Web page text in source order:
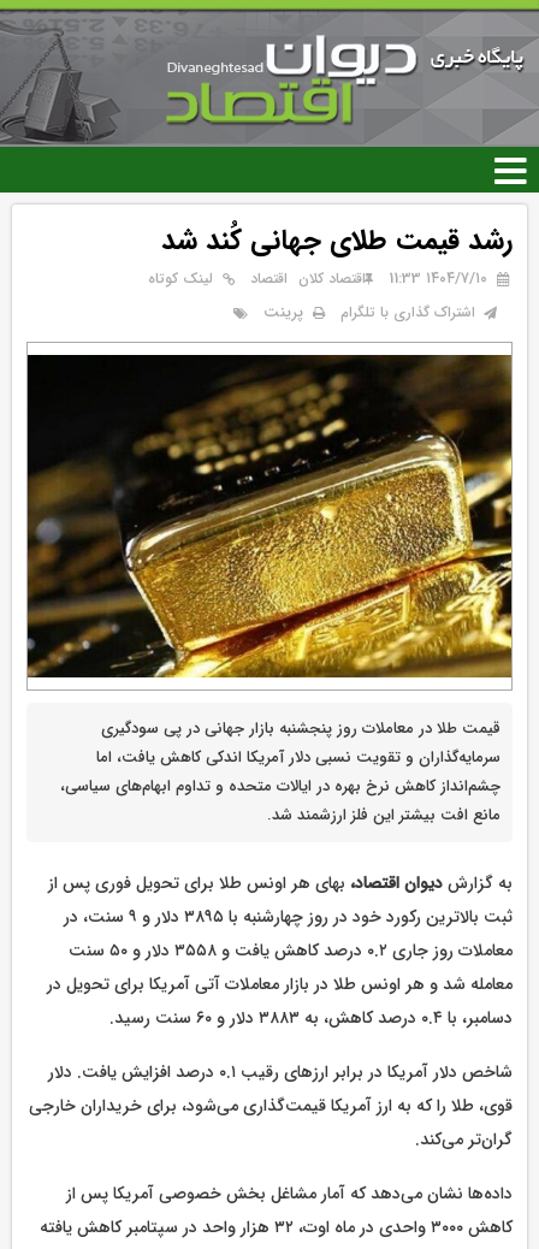
رفتن
محتوای
اصلی
رشد قیمت طلای جهانی کُند شد
۱۴۰۴/۷/۱۰ 11:33 اقتصاد کلان اقتصاد
لینک کوتاه
اشتراک گذاری با تلگرام
پرینت
قیمت طلا در معاملات روز پنجشنبه بازار جهانی در پی سودگیری
سرمایه‌گذاران و تقویت نسبی دلار آمریکا اندکی کاهش یافت، اما
چشم‌انداز کاهش نرخ بهره در ایالات متحده و تداوم ابهام‌های سیاسی،
مانع افت بیشتر این فلز ارزشمند شد.
به گزارشدیوان اقتصاد، بهای هر اونس طلا برای تحویل فوری پس از
ثبت بالاترین رکورد خود در روز چهارشنبه با ۳۸۹۵ دلار و ۹ سنت، در
معاملات روز جاری ۰.۲ درصد کاهش یافت و ۳۵۵۸ دلار و ۵۰ سنت
معامله شد و هر اونس طلا در بازار معاملات آتی آمریکا برای تحویل در
دسامبر، با ۰.۴ درصد کاهش، به ۳۸۸۳ دلار و ۶۰ سنت رسید.
شاخص دلار آمریکا در برابر ارزهای رقیب ۰.۱ درصد افزایش یافت. دلار
قوی، طلا را که به ارز آمریکا قیمت‌گذاری می‌شود، برای خریداران خارجی
گران‌تر می‌کند.
داده‌ها نشان می‌دهد که آمار مشاغل بخش خصوصی آمریکا پس از
کاهش ۳۰۰۰ واحدی در ماه اوت، ۳۲ هزار واحد در سپتامبر کاهش یافته